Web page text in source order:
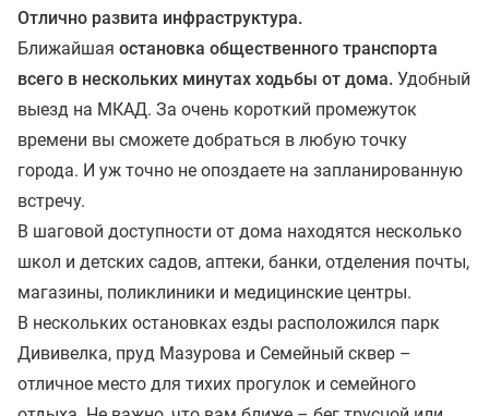
Отлично развита инфраструктура.
Ближайшая остановка общественного транспорта
всего в нескольких минутах ходьбы от дома. Удобный
выезд на МКАД. За очень короткий промежуток
времени вы сможете добраться в любую точку
города. И уж точно не опоздаете на запланированную
встречу.
В шаговой доступности от дома находятся несколько
школ и детских садов, аптеки, банки, отделения почты,
магазины, поликлиники и медицинские центры.
В нескольких остановках езды расположился парк
Дививелка, пруд Мазурова и Семейный сквер –
отличное место для тихих прогулок и семейного